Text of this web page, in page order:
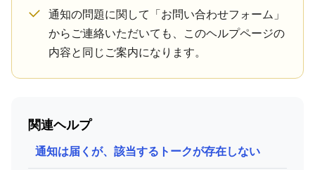
通知の問題に関して「お問い合わせフォーム」
からご連絡いただいても、このヘルプページの
内容と同じご案内になります。
関連ヘルプ
通知は届くが、該当するトークが存在しない